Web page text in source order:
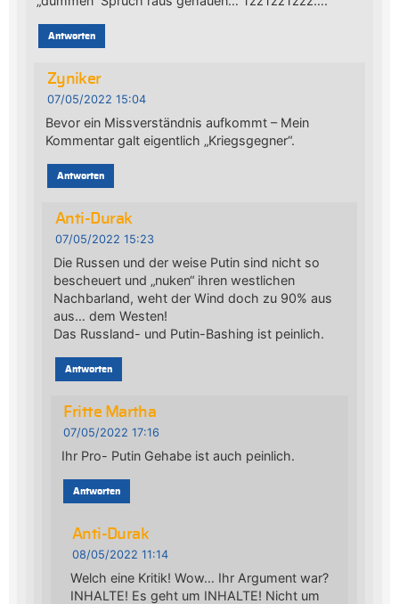
Antworten
Zyniker
07/05/2022 15:04
Bevor ein Missverständnis aufkommt – Mein
Kommentar galt eigentlich „Kriegsgegner“.
Antworten
Anti-Durak
07/05/2022 15:23
Die Russen und der weise Putin sind nicht so
bescheuert und „nuken“ ihren westlichen
Nachbarland, weht der Wind doch zu 90% aus
aus… dem Westen!
Das Russland- und Putin-Bashing ist peinlich.
Antworten
Fritte Martha
07/05/2022 17:16
Ihr Pro- Putin Gehabe ist auch peinlich.
Antworten
Anti-Durak
08/05/2022 11:14
Welch eine Kritik! Wow… Ihr Argument war?
INHALTE! Es geht um INHALTE! Nicht um